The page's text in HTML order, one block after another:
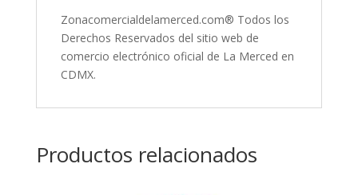
Zonacomercialdelamerced.com® Todos los
Derechos Reservados del sitio web de
comercio electrónico oficial de La Merced en
CDMX.
Productos relacionados